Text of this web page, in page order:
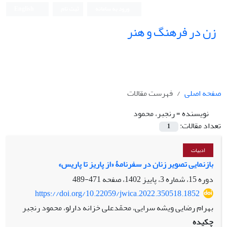
زن در فرهنگ و هنر
صفحه اصلی
فهرست مقالات
نویسنده =رنجبر، محمود
تعداد مقالات:
1
ادبیات
بازنمایی تصویر زنان در سفرنامۀ «از پاریز تا پاریس»
دوره 15، شماره 3، پاییز 1402، صفحه
471-489
https://doi.org/10.22059/jwica.2022.350518.1852
بهرام رضایی ویشه سرایی، محمّدعلی خزانه دارلو، محمود رنجبر
چکیده